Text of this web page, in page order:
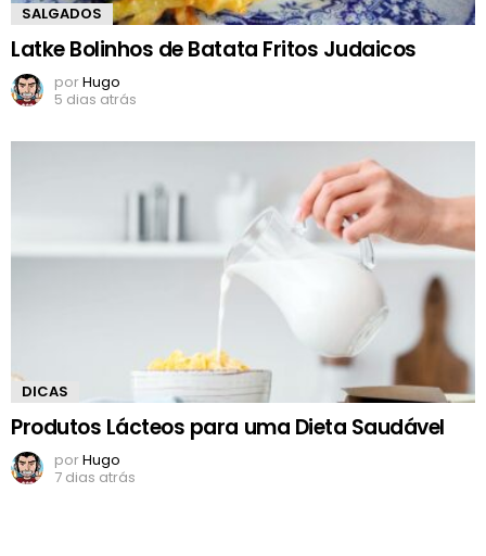
SALGADOS
Latke Bolinhos de Batata Fritos Judaicos
porHugo
5 dias atrás
DICAS
Produtos Lácteos para uma Dieta Saudável
porHugo
7 dias atrás